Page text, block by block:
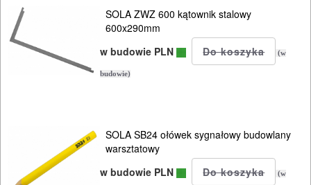
SOLA ZWZ 600 kątownik stalowy
600x290mm
w budowie PLN
(w
budowie)
SOLA SB24 ołówek sygnałowy budowlany
warsztatowy
w budowie PLN
(w